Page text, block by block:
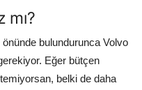
mı?
bulundurunca Volvo
Eğer bütçen
belki de daha